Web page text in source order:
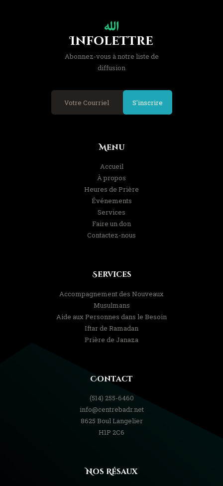
Infolettre
Abonnez-vous à notre liste de
diffusion
S'inscrire
Menu
Accueil
À propos
Heures de Prière
Événements
Services
Faire un don
Contactez-nous
Services
Accompagnement des Nouveaux
Musulmans
Aide aux Personnes dans le Besoin
Iftar de Ramadan
Prière de Janaza
Contact
(514) 255-6460
info@centrebadr.net
8625 Boul Langelier
H1P 2C6
Nos Résaux